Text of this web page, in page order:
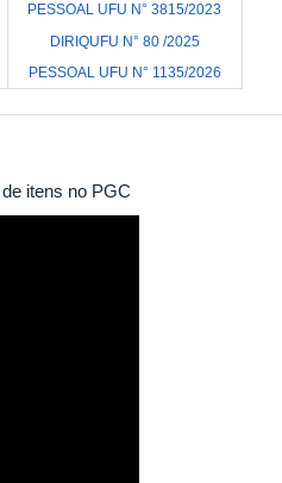
PESSOAL UFU N° 3815/2023
DIRIQUFU N° 80 /2025
PESSOAL UFU N° 1135/2026
itens no PGC